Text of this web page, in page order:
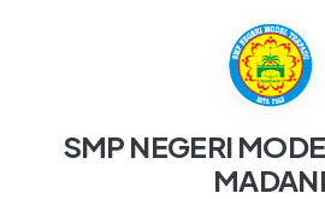
SMP NEGERI
MADANI